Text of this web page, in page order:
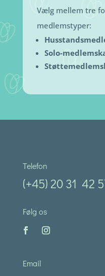
Vælg mellem tre
medlemstyper:
Solo-
Telefon
(+45) 20 31 42
Følg os
Email